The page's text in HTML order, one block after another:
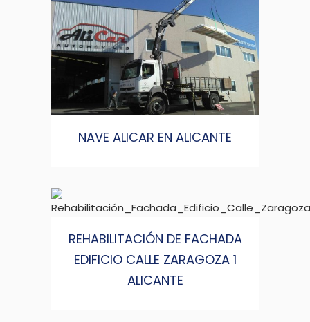
NAVE ALICAR EN ALICANTE
REHABILITACIÓN DE FACHADA
EDIFICIO CALLE ZARAGOZA 1
ALICANTE